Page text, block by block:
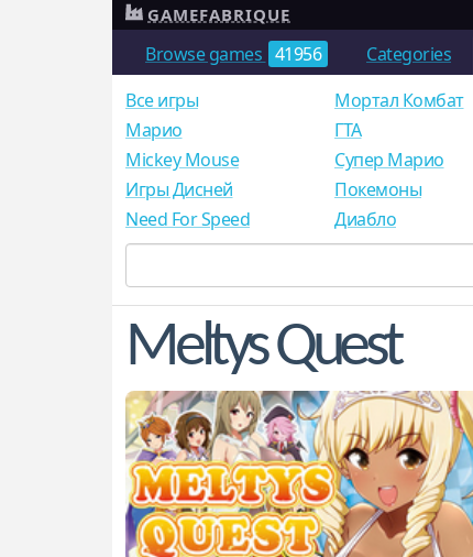
Browse games 41956 Categories
GAMEFABRIQUE
Все игры
Mарио
Mickey Mouse
Игры Дисней
Need For Speed
Мортал Комбат
ГТА
Супер Марио
Покемоны
Диабло
Meltys Quest